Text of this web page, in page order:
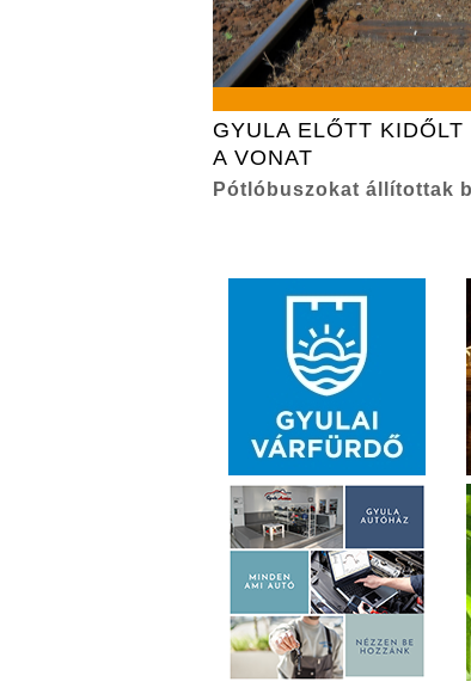
GYULA ELŐTT
A VONAT
Pótlóbuszokat állítottak